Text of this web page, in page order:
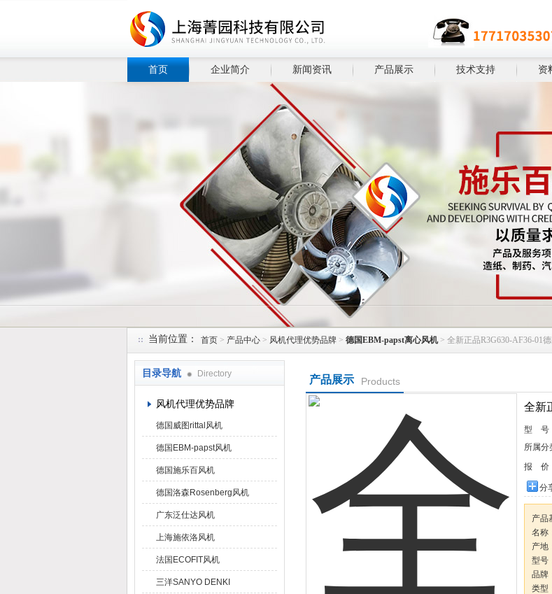
首页 企业简介 新闻资讯 产品展示 技术支持 资
当前位置： 首页 > 产品中心 > 风机代理优势品牌 > 德国EBM-papst离心风机> 全新正品R3G630-AF36-01
目录导航 Directory
风机代理优势品牌
德国威图rittal风机
德国EBM-papst风机
德国施乐百风机
德国洛森Rosenberg风机
广东泛仕达风机
上海施依洛风机
法国ECOFIT风机
三洋SANYO DENKI
产品展示 Products
全新
型 号
所属分
报 价
分
产品
名称
产地
型号
品牌
类型